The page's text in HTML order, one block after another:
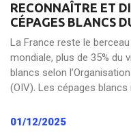
RECONNAÎTRE ET
CÉPAGES BLANCS
La France reste le
mondiale, plus de 35% du
blancs selon
(OIV). Les cépages
01/12/2025